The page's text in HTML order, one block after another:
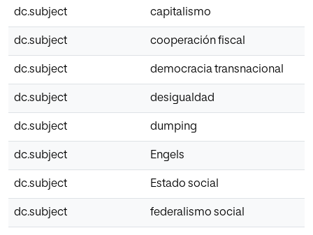
dc.subject capitalismo
dc.subject cooperación fiscal
dc.subject democracia transnacional
dc.subject desigualdad
dc.subject dumping
dc.subject Engels
dc.subject Estado social
dc.subject federalismo social